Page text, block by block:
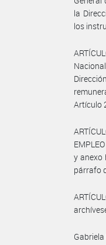
la
los
Artículo
y anexo
párrafo